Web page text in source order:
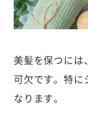
美髪を保つには
可欠です。特に
なります。